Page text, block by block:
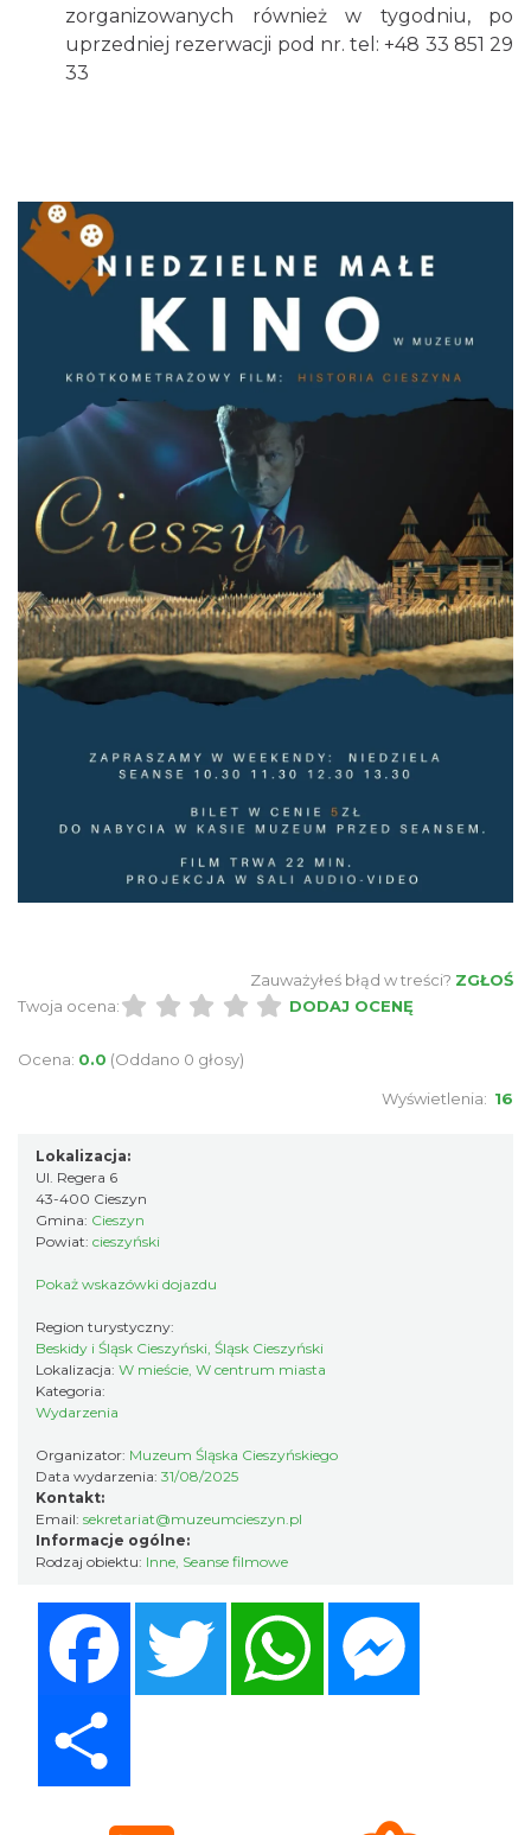
Cieszyn
0.05 km
Cieszyn
2026-08-30
2026-08-14
0.09 km
0.09 km
Cieszyn
Wystawa: Z ONDRASZKIEM PRZEZ DEKADY
60-lecie Turystycznego Klubu Kolarskiego
PTTK "Ondraszek"
0.16 km
zorganizowanych również w tygodniu, po
uprzedniej rezerwacji pod nr. tel: +48 33 851 29
33
Zauważyłeś błąd w treści? ZGŁOŚ
Twoja ocena:
DODAJ OCENĘ
Ocena: 0.0 (Oddano 0 głosy)
Wyświetlenia: 16
Lokalizacja:
Ul. Regera 6
43-400 Cieszyn
Gmina: Cieszyn
Powiat: cieszyński
Pokaż wskazówki dojazdu
Region turystyczny:
Beskidy i Śląsk Cieszyński, Śląsk Cieszyński
Lokalizacja: W mieście, W centrum miasta
Kategoria:
Wydarzenia
Organizator: Muzeum Śląska Cieszyńskiego
Data wydarzenia: 31/08/2025
Kontakt:
Email: sekretariat@muzeumcieszyn.pl
Informacje ogólne:
Rodzaj obiektu: Inne, Seanse filmowe
Twitter WhatsApp